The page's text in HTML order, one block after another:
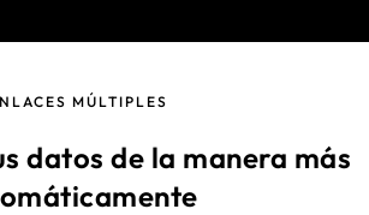
MÚLTIPLES
datos de la manera más